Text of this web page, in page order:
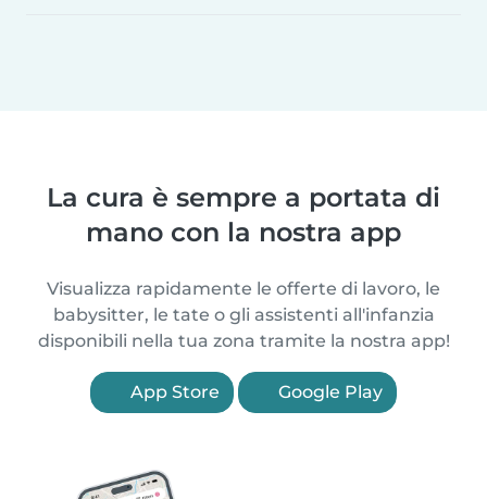
La cura è sempre a portata di
mano con la nostra app
Visualizza rapidamente le offerte di lavoro, le
babysitter, le tate o gli assistenti all'infanzia
disponibili nella tua zona tramite la nostra app!
App Store Google Play